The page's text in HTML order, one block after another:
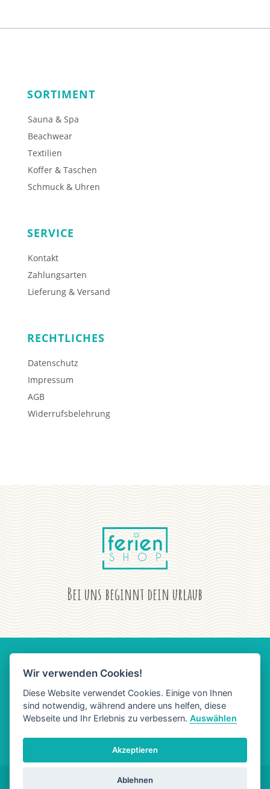
SORTIMENT
Sauna & Spa
Beachwear
Textilien
Koffer & Taschen
Schmuck & Uhren
SERVICE
Kontakt
Zahlungsarten
Lieferung & Versand
RECHTLICHES
Datenschutz
Impressum
AGB
Widerrufsbelehrung
Bei uns beginnt dein urlaub
AGB DATENSCHUTZ
Wir verwenden Cookies!
Diese Website verwendet Cookies. Einige von Ihnen
sind notwendig, während andere uns helfen, diese
Webseite und Ihr Erlebnis zu verbessern.Auswählen
Akzeptieren
Ablehnen